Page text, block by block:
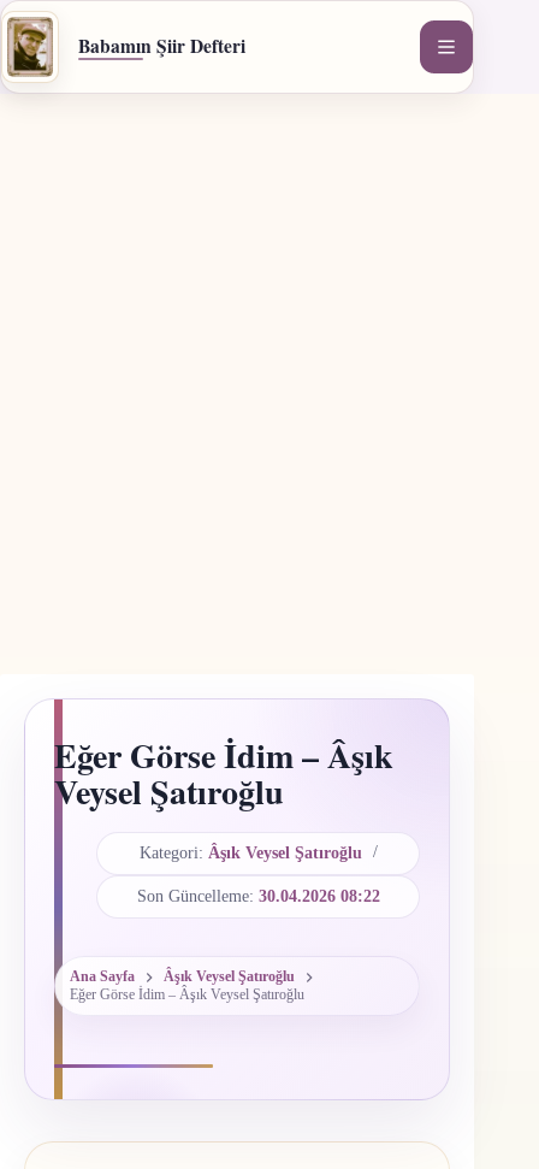
İçeriğe
geç
Babamın Şiir Defteri
Eğer Görse İdim – Âşık
Veysel Şatıroğlu
Kategori: Âşık Veysel Şatıroğlu
Son Güncelleme: 30.04.2026 08:22
Ana Sayfa
Âşık Veysel Şatıroğlu
Eğer Görse İdim – Âşık Veysel Şatıroğlu